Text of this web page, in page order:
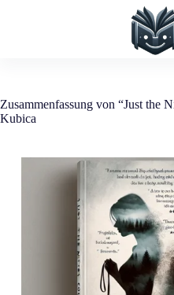
Zusammenfassung von “Just the
Kubica